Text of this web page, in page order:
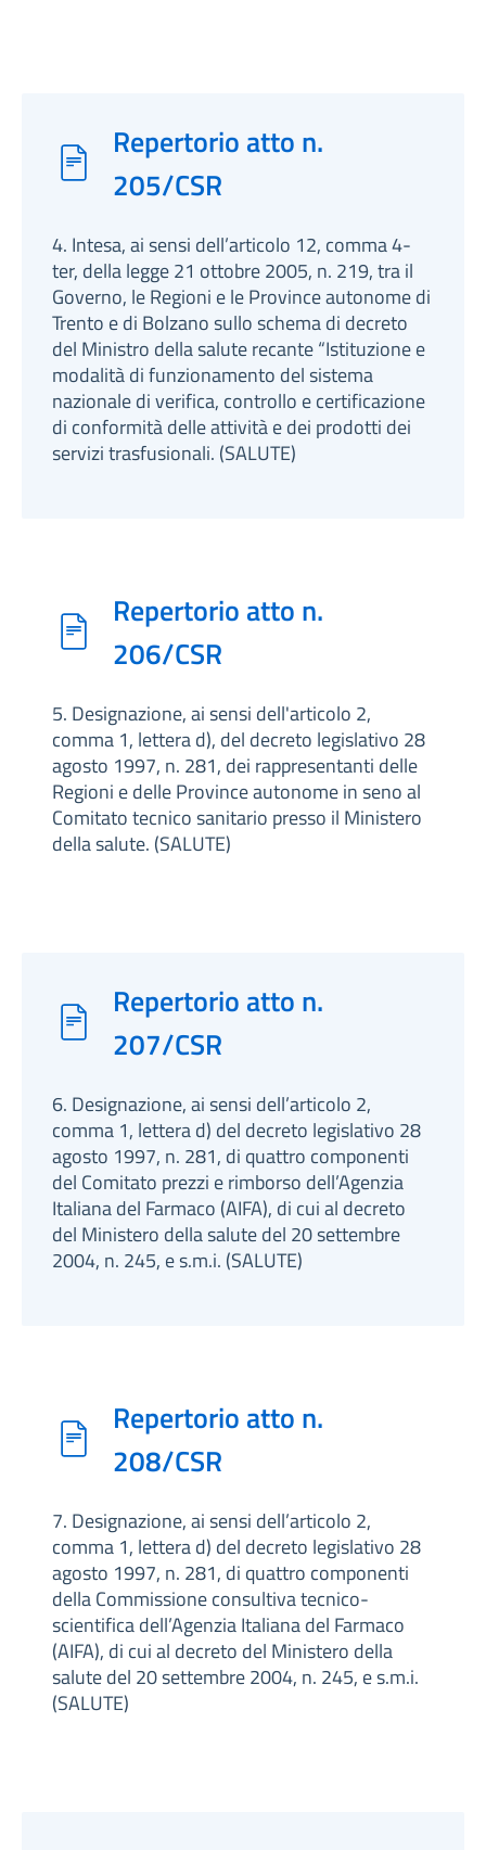
Repertorio atto n.
205/CSR
4. Intesa, ai sensi dell’articolo 12, comma 4-
ter, della legge 21 ottobre 2005, n. 219, tra il
Governo, le Regioni e le Province autonome di
Trento e di Bolzano sullo schema di decreto
del Ministro della salute recante “Istituzione e
modalità di funzionamento del sistema
nazionale di verifica, controllo e certificazione
di conformità delle attività e dei prodotti dei
servizi trasfusionali. (SALUTE)
Repertorio atto n.
206/CSR
5. Designazione, ai sensi dell'articolo 2,
comma 1, lettera d), del decreto legislativo 28
agosto 1997, n. 281, dei rappresentanti delle
Regioni e delle Province autonome in seno al
Comitato tecnico sanitario presso il Ministero
della salute. (SALUTE)
Repertorio atto n.
207/CSR
6. Designazione, ai sensi dell’articolo 2,
comma 1, lettera d) del decreto legislativo 28
agosto 1997, n. 281, di quattro componenti
del Comitato prezzi e rimborso dell’Agenzia
Italiana del Farmaco (AIFA), di cui al decreto
del Ministero della salute del 20 settembre
2004, n. 245, e s.m.i. (SALUTE)
Repertorio atto n.
208/CSR
7. Designazione, ai sensi dell’articolo 2,
comma 1, lettera d) del decreto legislativo 28
agosto 1997, n. 281, di quattro componenti
della Commissione consultiva tecnico-
scientifica dell’Agenzia Italiana del Farmaco
(AIFA), di cui al decreto del Ministero della
salute del 20 settembre 2004, n. 245, e s.m.i.
(SALUTE)